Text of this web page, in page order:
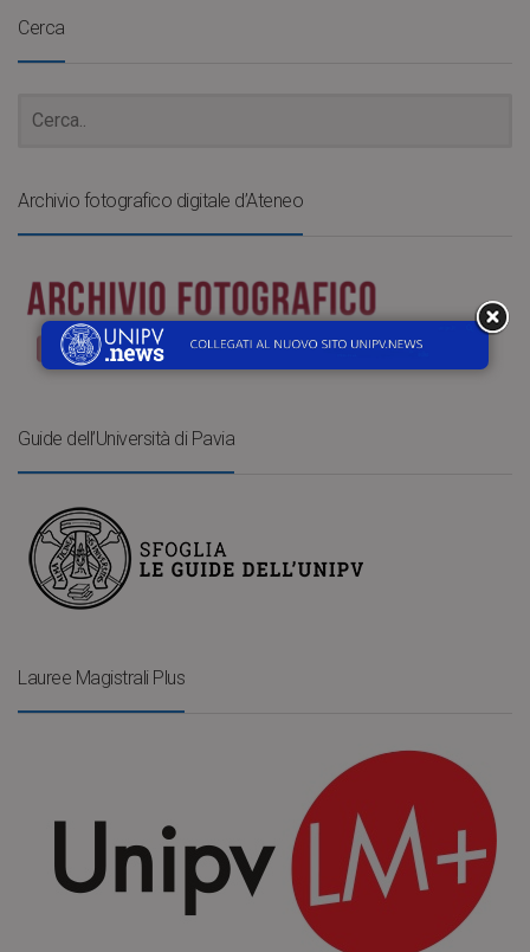
Cerca
Archivio fotografico digitale d’Ateneo
Guide dell’Università di Pavia
Lauree Magistrali Plus